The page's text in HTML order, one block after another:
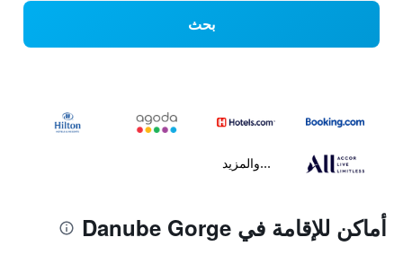
بحث
...والمزيد
أماكن للإقامة في Danube Gorge